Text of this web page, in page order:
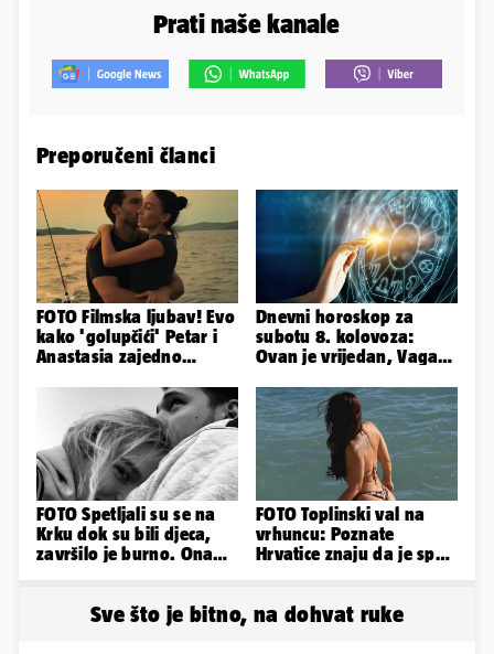
Prati naše kanale
Preporučeni članci
FOTO Filmska ljubav! Evo
kako 'golupčići' Petar i
Anastasia zajedno
Dnevni horoskop za
subotu 8. kolovoza:
Ovan je vrijedan, Vaga
FOTO Spetljali su se na
Krku dok su bili djeca,
završilo je burno. Ona
FOTO Toplinski val na
vrhuncu: Poznate
Hrvatice znaju da je spas
Sve što je bitno, na dohvat ruke